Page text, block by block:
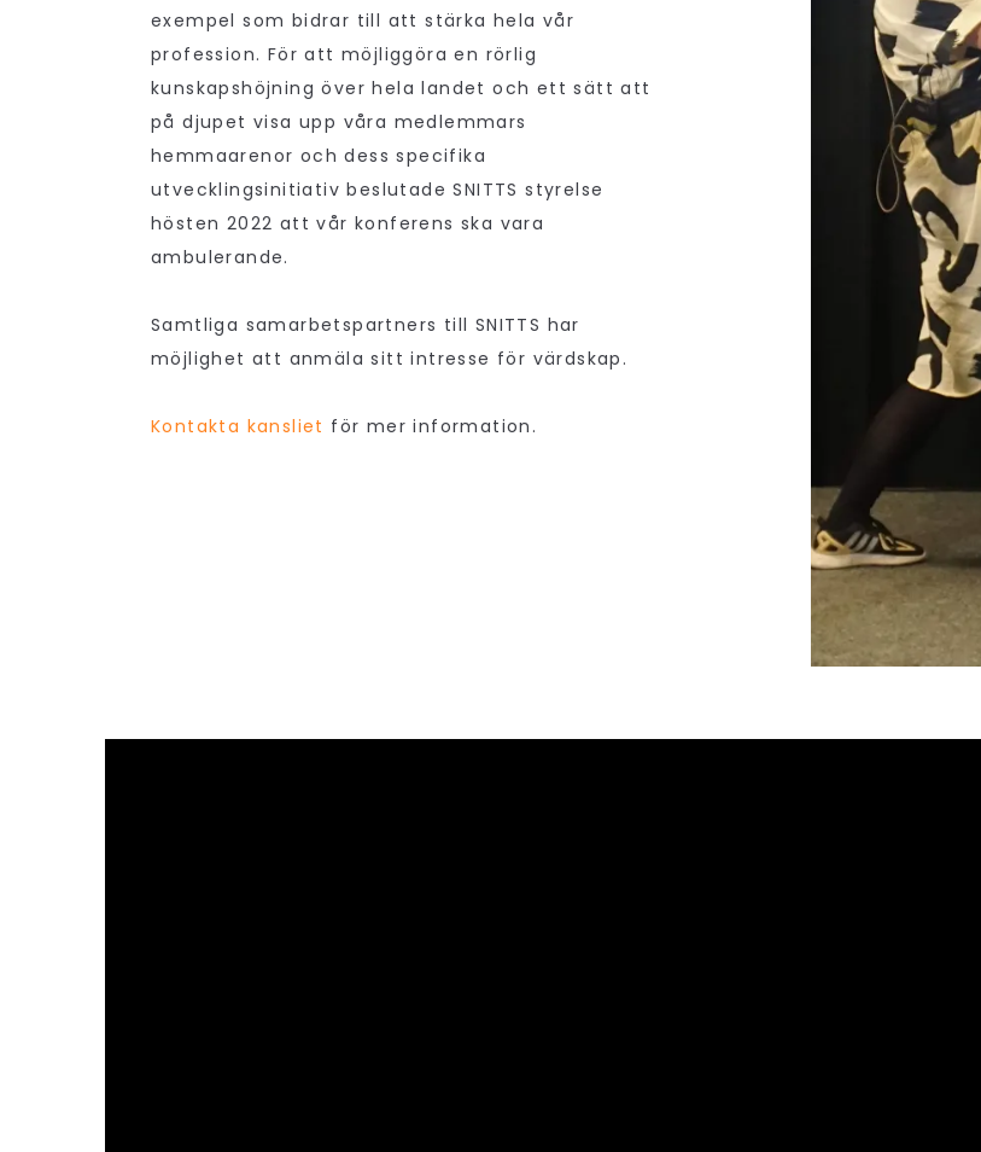
exempel som bidrar till att stärka hela vår
profession. För att möjliggöra en rörlig
kunskapshöjning över hela landet och ett sätt att
på djupet visa upp våra medlemmars
hemmaarenor och dess specifika
utvecklingsinitiativ beslutade SNITTS styrelse
hösten 2022 att vår konferens ska vara
ambulerande.
Samtliga samarbetspartners till SNITTS har
möjlighet att anmäla sitt intresse för värdskap.
Kontakta kansliet för mer information.